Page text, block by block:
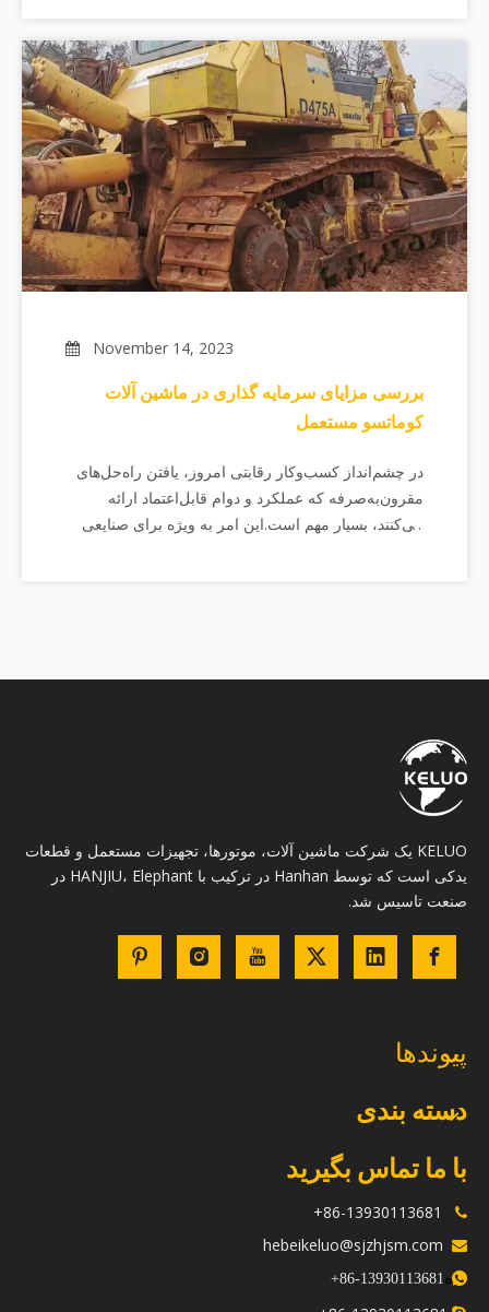
بالای ساخت و ساز و تجهیزات صنعتی خود شناخته شده
است.ب
November 14, 2023
بررسی مزایای سرمایه گذاری در ماشین آلات
کوماتسو مستعمل
در چشم‌انداز کسب‌وکار رقابتی امروز، یافتن راه‌حل‌های
مقرون‌به‌صرفه که عملکرد و دوام قابل‌اعتماد ارائه
می‌کنند، بسیار مهم است.این امر به ویژه برای صنایعی
KELUO یک شرکت ماشین آلات، موتورها، تجهیزات مستعمل و قطعات
یدکی است که توسط Hanhan در ترکیب با HANJIU، Elephant در
صنعت تاسیس شد.
پیوندها
دسته بندی
با ما تماس بگیرید


hebeikeluo@sjzhjsm.com
ه 13930113681-86
+